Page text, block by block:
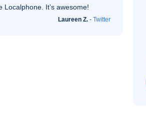
Localphone. It’s awesome!
Laureen Z. - Twitter